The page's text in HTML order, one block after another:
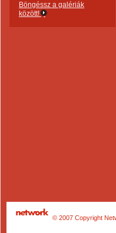
Böngéssz a galériák
között!
© 2007 Copyright